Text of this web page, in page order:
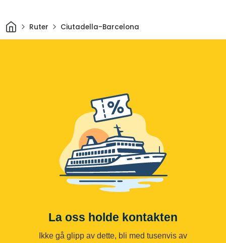
HjemRuter Ciutadella-Barcelona
La oss holde kontakten
Ikke gå glipp av dette, bli med tusenvis av